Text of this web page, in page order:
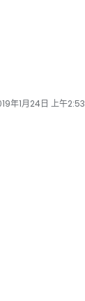
年1月24日 上午2:53